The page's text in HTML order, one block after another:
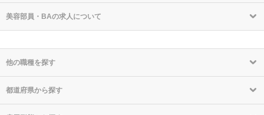
美容部員・BAの求人について
他の職種を探す
都道府県から探す